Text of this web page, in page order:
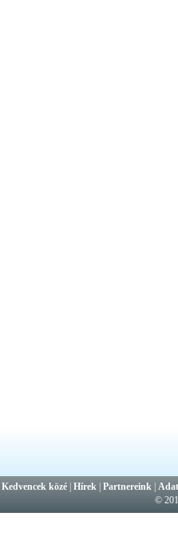
|Kedvencek közé |Hírek |Partnereink |
©